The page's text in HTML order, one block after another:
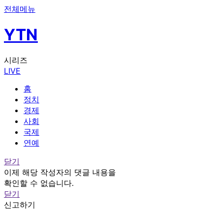
전체메뉴
YTN
시리즈
LIVE
홈
정치
경제
사회
국제
연예
닫기
이제 해당 작성자의 댓글 내용을
확인할 수 없습니다.
닫기
신고하기